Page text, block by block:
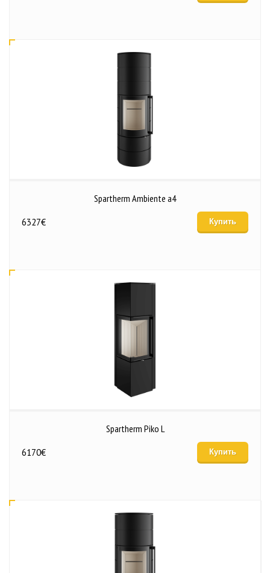
Spartherm Ambiente a4
6327€ Купить
Spartherm Piko L
6170€ Купить